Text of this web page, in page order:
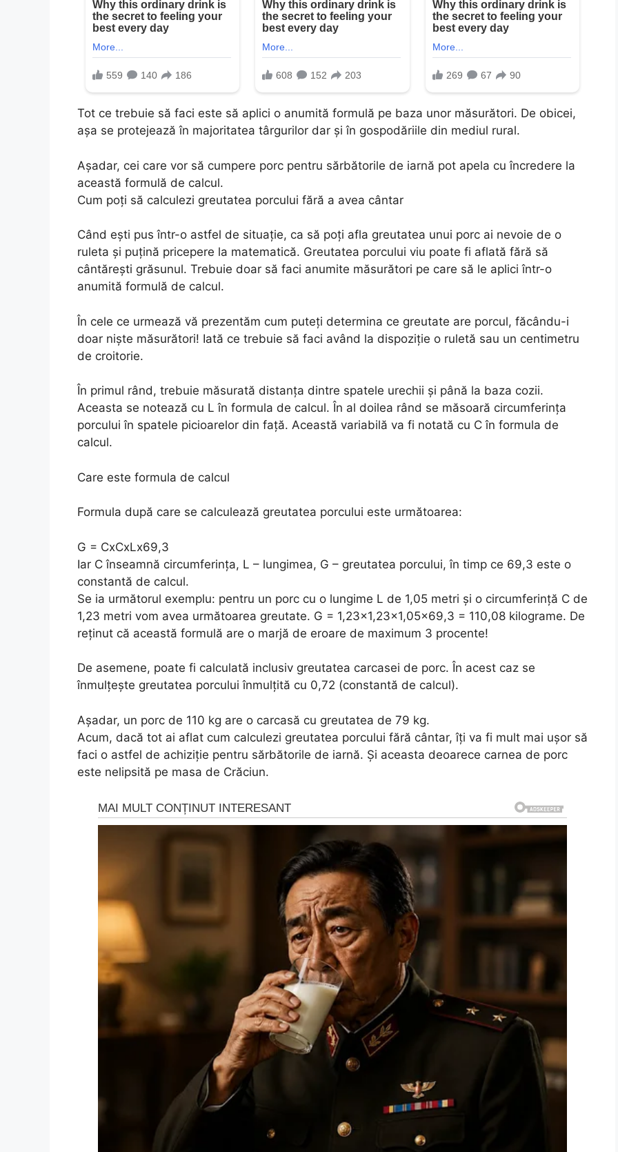
Tot ce trebuie să faci este să aplici o anumită formulă pe baza unor măsurători. De obicei,
așa se protejează în majoritatea târgurilor dar și în gospodăriile din mediul rural.
Așadar, cei care vor să cumpere porc pentru sărbătorile de iarnă pot apela cu încredere la
această formulă de calcul.
Cum poți să calculezi greutatea porcului fără a avea cântar
Când ești pus într-o astfel de situație, ca să poți afla greutatea unui porc ai nevoie de o
ruleta și puțină pricepere la matematică. Greutatea porcului viu poate fi aflată fără să
cântărești grăsunul. Trebuie doar să faci anumite măsurători pe care să le aplici într-o
anumită formulă de calcul.
În cele ce urmează vă prezentăm cum puteți determina ce greutate are porcul, făcându-i
doar niște măsurători! Iată ce trebuie să faci având la dispoziție o ruletă sau un centimetru
de croitorie.
În primul rând, trebuie măsurată distanţa dintre spatele urechii şi până la baza cozii.
Aceasta se notează cu L în formula de calcul. În al doilea rând se măsoară circumferinţa
porcului în spatele picioarelor din faţă. Această variabilă va fi notată cu C în formula de
calcul.
Care este formula de calcul
Formula după care se calculează greutatea porcului este următoarea:
G = CxCxLx69,3
Iar C înseamnă circumferinţa, L – lungimea, G – greutatea porcului, în timp ce 69,3 este o
constantă de calcul.
Se ia următorul exemplu: pentru un porc cu o lungime L de 1,05 metri şi o circumferinţă C de
1,23 metri vom avea următoarea greutate. G = 1,23×1,23×1,05×69,3 = 110,08 kilograme. De
reținut că această formulă are o marjă de eroare de maximum 3 procente!
De asemene, poate fi calculată inclusiv greutatea carcasei de porc. În acest caz se
înmulțește greutatea porcului înmulțită cu 0,72 (constantă de calcul).
Așadar, un porc de 110 kg are o carcasă cu greutatea de 79 kg.
Acum, dacă tot ai aflat cum calculezi greutatea porcului fără cântar, îți va fi mult mai ușor să
faci o astfel de achiziție pentru sărbătorile de iarnă. Și aceasta deoarece carnea de porc
este nelipsită pe masa de Crăciun.